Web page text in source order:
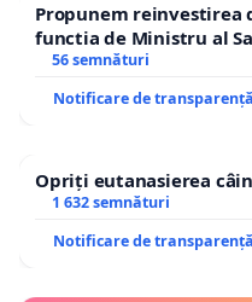
Propunem reinvestirea
functia de Ministru al
56 semnături
Notificare de transparență
Opriți eutanasierea
1 632 semnături
Notificare de transparență